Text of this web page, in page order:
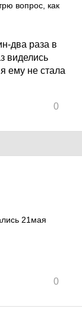
вопрос, как
два раза в
виделись
ему не стала
0
21мая
0